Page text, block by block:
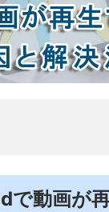
で動画が